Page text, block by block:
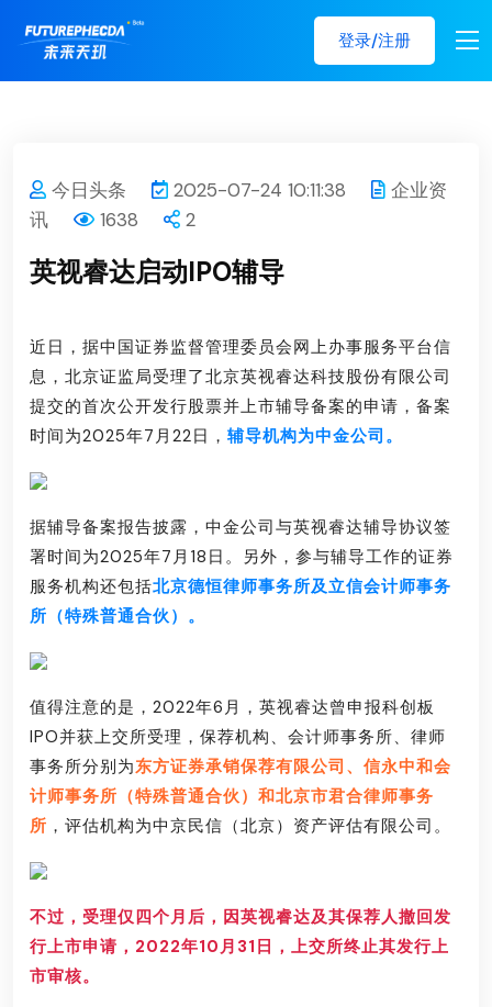
登录/注册
今日头条 2025-07-24 10:11:38
企业资
讯
1638 2
英视睿达启动IPO辅导
近日，据中国证券监督管理委员会网上办事服务平台信
息，北京证监局受理了北京英视睿达科技股份有限公司
提交的首次公开发行股票并上市辅导备案的申请，备案
时间为2025年7月22日， 辅导机构为中金公司。
据辅导备案报告披露，中金公司与英视睿达辅导协议签
署时间为2025年7月18日。另外，参与辅导工作的证券
服务机构还包括北京德恒律师事务所及立信会计师事务
所（特殊普通合伙）。
值得注意的是，2022年6月，英视睿达曾申报科创板
IPO并获上交所受理，保荐机构、会计师事务所、律师
事务所分别为东方证券承销保荐有限公司、信永中和会
计师事务所（特殊普通合伙）和北京市君合律师事务
所 ，评估机构为中京民信（北京）资产评估有限公司。
不过，受理仅四个月后，因英视睿达及其保荐人撤回发
行上市申请，2022年10月31日，上交所终止其发行上
市审核。